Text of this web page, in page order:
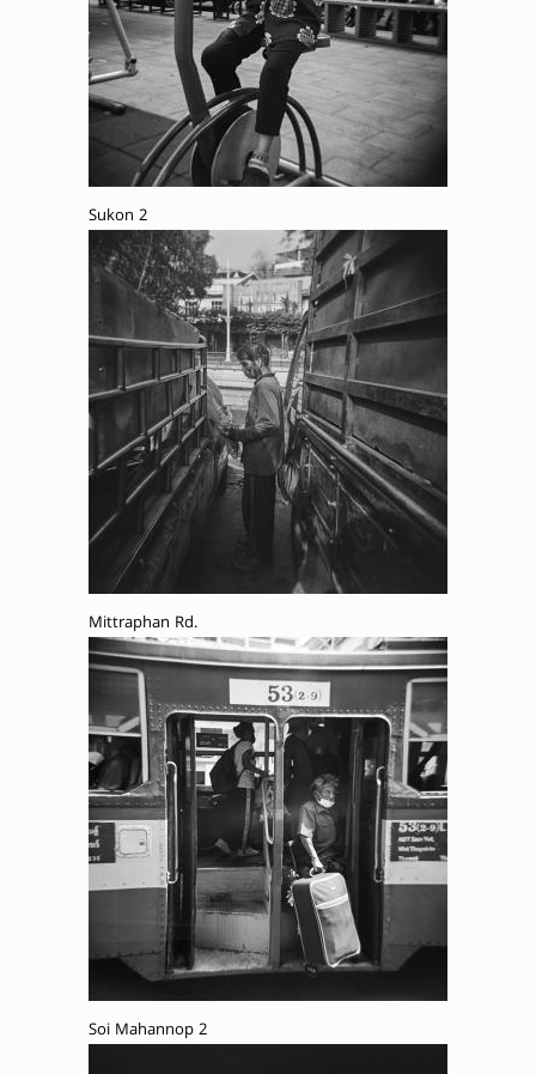
Sukon 2
Mittraphan Rd.
Soi Mahannop 2